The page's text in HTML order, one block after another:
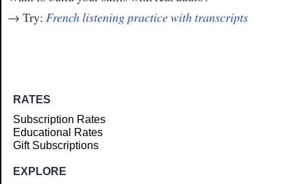
→ Try: French listening practice with transcripts
RATES
Subscription Rates
Educational Rates
Gift Subscriptions
EXPLORE